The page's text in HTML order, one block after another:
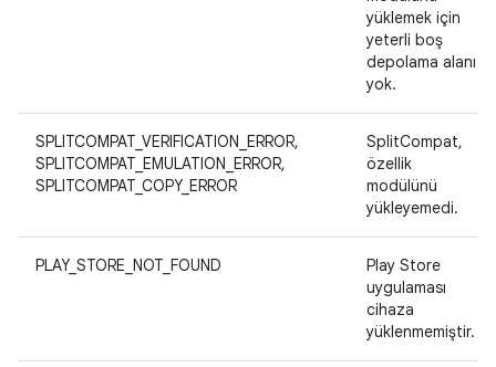
yüklemek için
yeterli boş
depolama alanı
yok.
SPLITCOMPAT_VERIFICATION_ERROR,
SPLITCOMPAT_EMULATION_ERROR,
SPLITCOMPAT_COPY_ERROR
SplitCompat,
özellik
modülünü
yükleyemedi.
PLAY_STORE_NOT_FOUND
Play Store
uygulaması
cihaza
yüklenmemiştir.